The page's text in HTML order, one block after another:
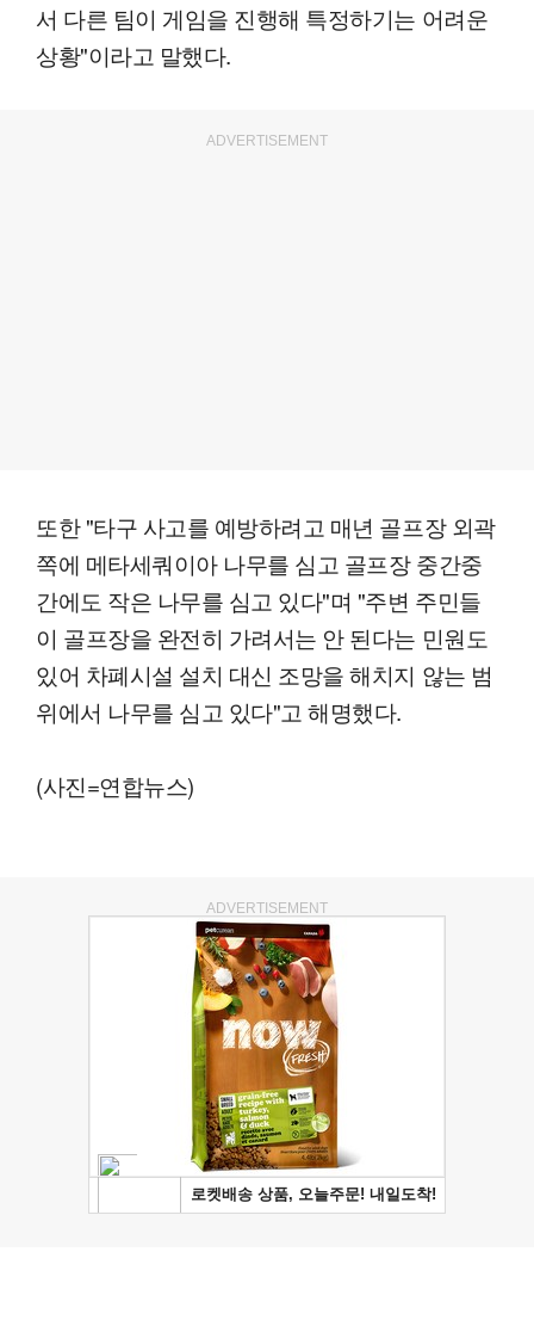
서 다른 팀이 게임을 진행해 특정하기는 어려운
상황"이라고 말했다.
ADVERTISEMENT
또한 "타구 사고를 예방하려고 매년 골프장 외곽
쪽에 메타세쿼이아 나무를 심고 골프장 중간중
간에도 작은 나무를 심고 있다"며 "주변 주민들
이 골프장을 완전히 가려서는 안 된다는 민원도
있어 차폐시설 설치 대신 조망을 해치지 않는 범
위에서 나무를 심고 있다"고 해명했다.
(사진=연합뉴스)
ADVERTISEMENT